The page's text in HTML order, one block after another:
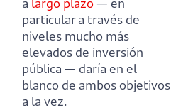
a largo plazo — en
particular a través de
niveles mucho más
elevados de inversión
pública — daría en el
blanco de ambos objetivos
a la vez.